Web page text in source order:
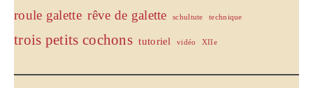
roule galette rêve de galette schultute technique
trois petits cochons tutoriel vidéo XIIe